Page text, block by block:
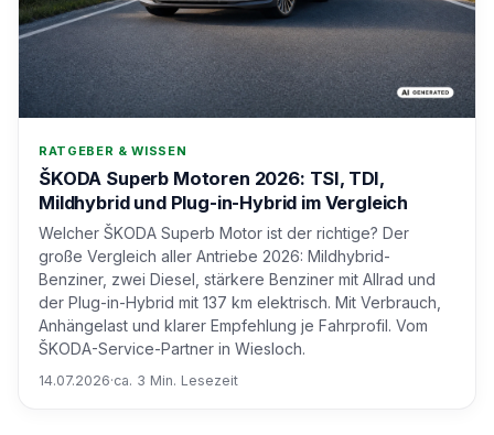
RATGEBER & WISSEN
ŠKODA Superb Motoren 2026: TSI, TDI,
Mildhybrid und Plug-in-Hybrid im Vergleich
Welcher ŠKODA Superb Motor ist der richtige? Der
große Vergleich aller Antriebe 2026: Mildhybrid-
Benziner, zwei Diesel, stärkere Benziner mit Allrad und
der Plug-in-Hybrid mit 137 km elektrisch. Mit Verbrauch,
Anhängelast und klarer Empfehlung je Fahrprofil. Vom
ŠKODA-Service-Partner in Wiesloch.
14.07.2026·ca. 3 Min. Lesezeit